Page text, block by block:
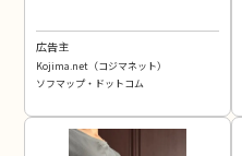
広告主
Kojima.net（コジマネット）
ソフマップ・ドットコム